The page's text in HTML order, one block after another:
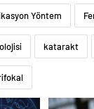
Yöntem
katarakt